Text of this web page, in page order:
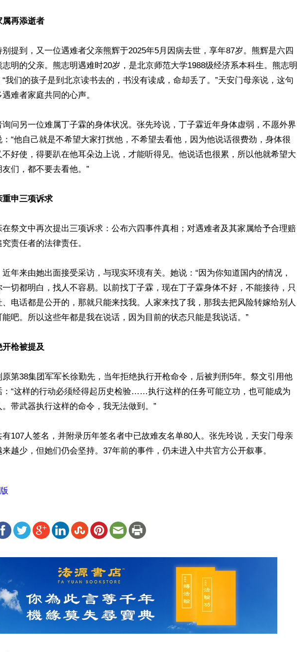
属再添逝者
提到，又一位遇难者父亲熊辉于2025年5月因病去世，享年87岁。熊辉是六四
明的父亲。熊志明遇难时20岁，是北京师范大学1988级经济系本科生。熊志明
我们的孩子是到北京读书去的，书没有读成，命却丢了。”天安门母亲说，这句
难者家庭共同的心声。
问另一位难属丁子霖的身体状况。张先玲说，丁子霖近年身体虚弱，不愿外界
“他自己就是不希望大家打扰他，不希望去看他，因为他说话很费劲，身体很
好使，得要趴在他耳朵边上说，才能听得见。他说话也很累，所以他就希望大
们，都不要去看他。”
重申三项诉求
在祭文中再次提出三项诉求：公布六四事件真相；对遇难者及其家属给予合理赔
责任者的法律责任。
年来由她出面接受采访，与现实环境有关。她说：“因为你知道国内的情况，
切都明白，找人不容易。以前找丁子霖，现在丁子霖身体不好，不能接待，只
电话都是公开的，那就只能来找我。人家来找了我，那我去把风险转嫁给别人
吧。所以这些年都是我在说话，因为目前的状态只能是我说话。”
枪被提及
第38集团军军长徐勤先，当年拒绝执行开枪命令，后被判刑5年。祭文引用他
：“这样的行动必须经得起历史检验……执行这样的任务可能立功，也可能成为
带武器执行这样的命令，我无法做到。”
有107人签名，并附录历年签名者中已故难友名单80人。张先玲说，天安门母亲
越少，但她们仍会坚持。37年前的事件，仍未进入中共官方公开叙事。